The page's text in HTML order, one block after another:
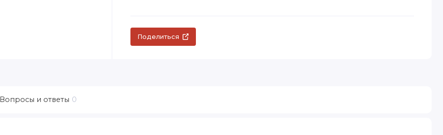
Поделиться
Вопросы и ответы 0